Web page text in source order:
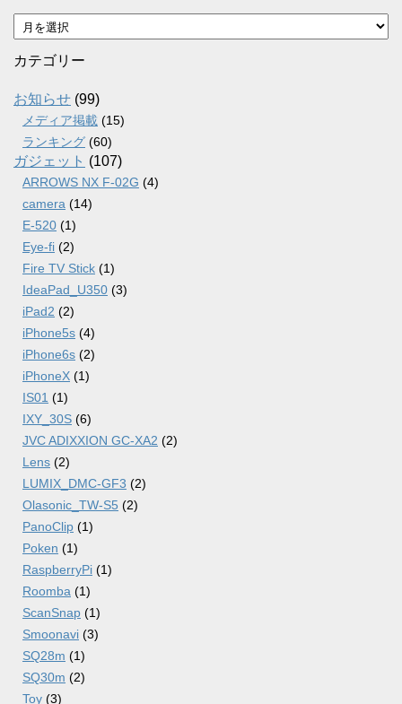
ア
ー
カ
ブ
カテゴリー
お知らせ (99)
メディア掲載 (15)
ランキング (60)
ガジェット (107)
ARROWS NX F-02G (4)
camera (14)
E-520 (1)
Eye-fi (2)
Fire TV Stick (1)
IdeaPad_U350 (3)
iPad2 (2)
iPhone5s (4)
iPhone6s (2)
iPhoneX (1)
IS01 (1)
IXY_30S (6)
JVC ADIXXION GC-XA2 (2)
Lens (2)
LUMIX_DMC-GF3 (2)
Olasonic_TW-S5 (2)
PanoClip (1)
Poken (1)
RaspberryPi (1)
Roomba (1)
ScanSnap (1)
Smoonavi (3)
SQ28m (1)
SQ30m (2)
Toy (3)